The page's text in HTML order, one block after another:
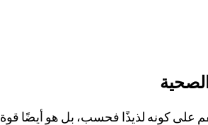
الصحية
على كونه لذيذًا فحسب، بل هو أيضًا